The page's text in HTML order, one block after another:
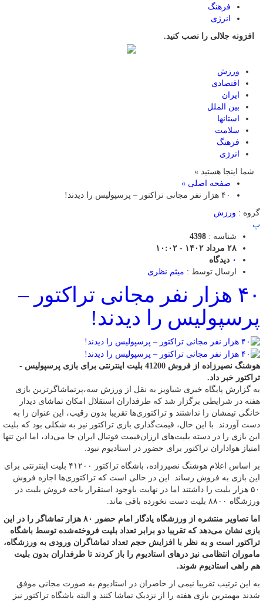
فرهنگ
انرژی
افزونه جلالی را نصب کنید.
ورزش
اقتصادی
ایران
بین الملل
استانها
سلامت
فرهنگ
انرژی
شما اینجا هستید »
صفحه اصلی »
۴۰ هزار نفر مجانی تراکتور – پرسپولیس را دیدند!
گروه : ورزش
پ
شناسه : 4398
۲۸ مرداد ۱۴۰۲ - ۱۰:۰۲
۰ دیدگاه
ارسال توسط : میثم نظری
۴۰ هزار نفر مجانی تراکتور –
پرسپولیس را دیدند!
هوشنگ نصیرزاده از فروش 41200 بلیت اینترنتی برای بازی پرسپولیس -
تراکتور خبر داد.
به گزارش پایگاه خبری شباویز به نقل از ورزش سه،پرتماشاگرترین بازی
هفته در شرایطی برگزار شد که طرفداران استقلال امکان تماشای دیدار
خانگی تیمشان را نداشتند و تراکتوری‌ها تقریبا بدون رقیب، این عنوان را به
دست آوردند. با این حال، قیمت‌گذاری بازی تراکتور نیز به شکلی بود که بلیت
این بازی را در دسته بلیت‌های ارزان‌قیمت فوتبال ایران جا می‌داد، اما این تنها
امتیاز هواداران تراکتور برای حضور در استادیوم نبود.
بر اساس اعلام هوشنگ نصیرزاده، باشگاه تراکتور ۴۱۲۰۰ بلیت اینترنتی برای
این بازی به فروش رساند. این در حالی است که تراکتوری‌ها اجازه فروش
۵۰ هزار بلیت را داشتند اما در نهایت باوجود استقرار باجه فروش بلیت در
ورزشگاه ۸۸۰۰ بلیت دست نخورده باقی ماند.
اما تصاویر منتشره از ورزشگاه یادگار امام حضور ۸۰ هزار تماشاگر را در این
بازی نشان می‌دهد که تقریبا دو برابر تعداد بلیت فروخته‌شده توسط باشگاه
تراکتور است و به نظر با افزایش حجم تعداد تماشاگران ورودی به ورزشگاه،
ماموران انتظامی نیز درهای استادیوم را باز کردند تا طرفداران بدون بلیت
هم راهی استادیوم شوند.
به این ترتیب تقریبا نیمی از حاضران در استادیوم به صورت مجانی موفق
شدند مهمترین بازی هفته را از نزدیک تماشا کنند و البته باشگاه تراکتور نیز